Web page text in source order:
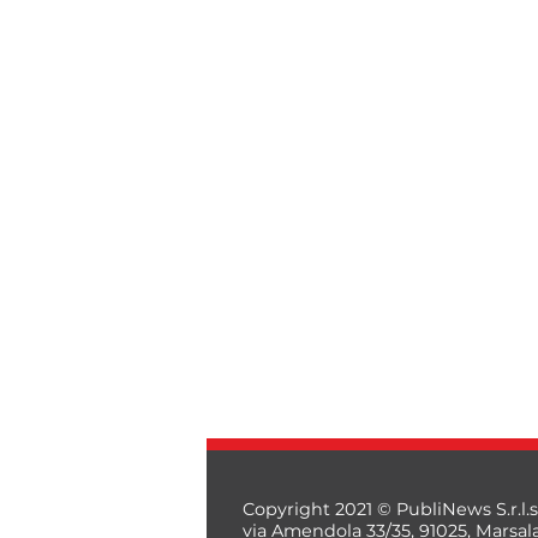
Copyright 2021 © PubliNews
via Amendola 33/35, 91025,